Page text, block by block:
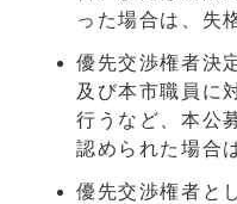
った場合は、失
優先交渉権者決
及び本市職員に
行うなど、本公
認められた場合
優先交渉権者と